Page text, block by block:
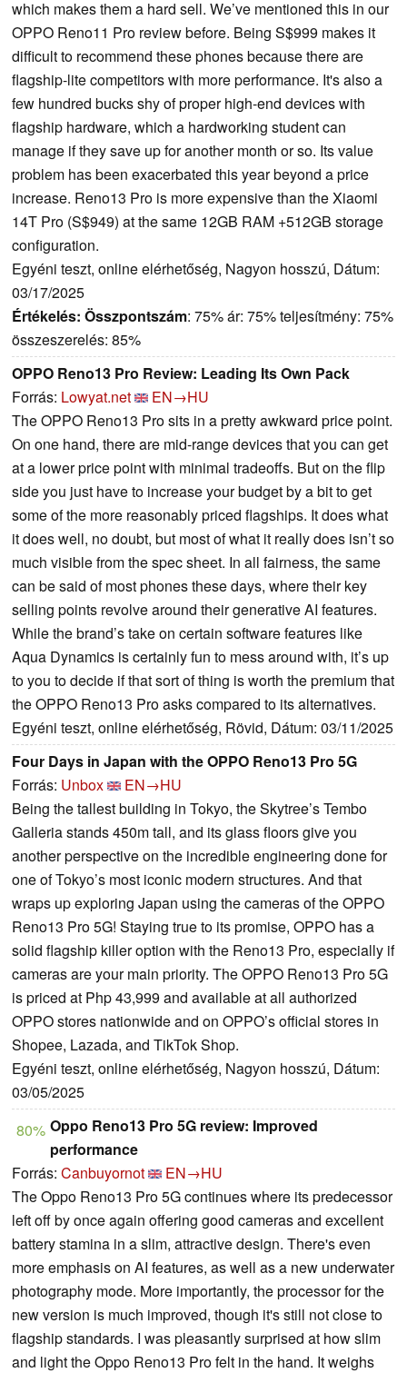
which makes them a hard sell. We’ve mentioned this in our
OPPO Reno11 Pro review before. Being S$999 makes it
difficult to recommend these phones because there are
flagship-lite competitors with more performance. It's also a
few hundred bucks shy of proper high-end devices with
flagship hardware, which a hardworking student can
manage if they save up for another month or so. Its value
problem has been exacerbated this year beyond a price
increase. Reno13 Pro is more expensive than the Xiaomi
14T Pro (S$949) at the same 12GB RAM +512GB storage
configuration.
Egyéni teszt, online elérhetőség, Nagyon hosszú, Dátum:
03/17/2025
Értékelés: Összpontszám: 75% ár: 75% teljesítmény: 75%
összeszerelés: 85%
OPPO Reno13 Pro Review: Leading Its Own Pack
Forrás: Lowyat.net
EN→HU
The OPPO Reno13 Pro sits in a pretty awkward price point.
On one hand, there are mid-range devices that you can get
at a lower price point with minimal tradeoffs. But on the flip
side you just have to increase your budget by a bit to get
some of the more reasonably priced flagships. It does what
it does well, no doubt, but most of what it really does isn’t so
much visible from the spec sheet. In all fairness, the same
can be said of most phones these days, where their key
selling points revolve around their generative AI features.
While the brand’s take on certain software features like
Aqua Dynamics is certainly fun to mess around with, it’s up
to you to decide if that sort of thing is worth the premium that
the OPPO Reno13 Pro asks compared to its alternatives.
Egyéni teszt, online elérhetőség, Rövid, Dátum: 03/11/2025
Four Days in Japan with the OPPO Reno13 Pro 5G
Forrás: Unbox
EN→HU
Being the tallest building in Tokyo, the Skytree’s Tembo
Galleria stands 450m tall, and its glass floors give you
another perspective on the incredible engineering done for
one of Tokyo’s most iconic modern structures. And that
wraps up exploring Japan using the cameras of the OPPO
Reno13 Pro 5G! Staying true to its promise, OPPO has a
solid flagship killer option with the Reno13 Pro, especially if
cameras are your main priority. The OPPO Reno13 Pro 5G
is priced at Php 43,999 and available at all authorized
OPPO stores nationwide and on OPPO’s official stores in
Shopee, Lazada, and TikTok Shop.
Egyéni teszt, online elérhetőség, Nagyon hosszú, Dátum:
03/05/2025
80% Oppo Reno13 Pro 5G review: Improved
performance
Forrás: Canbuyornot
EN→HU
The Oppo Reno13 Pro 5G continues where its predecessor
left off by once again offering good cameras and excellent
battery stamina in a slim, attractive design. There's even
more emphasis on AI features, as well as a new underwater
photography mode. More importantly, the processor for the
new version is much improved, though it's still not close to
flagship standards. I was pleasantly surprised at how slim
and light the Oppo Reno13 Pro felt in the hand. It weighs